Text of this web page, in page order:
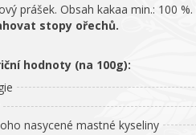
prášek. Obsah kakaa min.: 100 %.
stopy ořechů.
hodnoty (na 100g):
nasycené mastné kyseliny